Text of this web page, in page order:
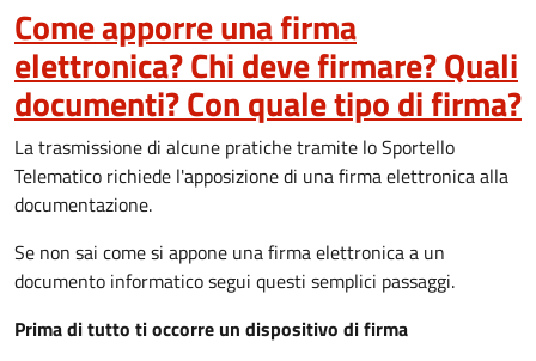
Come apporre una firma
elettronica? Chi deve firmare? Quali
documenti? Con quale tipo di firma?
La trasmissione di alcune pratiche tramite lo Sportello
Telematico richiede l'apposizione di una firma elettronica alla
documentazione.
Se non sai come si appone una firma elettronica a un
documento informatico segui questi semplici passaggi.
Prima di tutto ti occorre un dispositivo di firma